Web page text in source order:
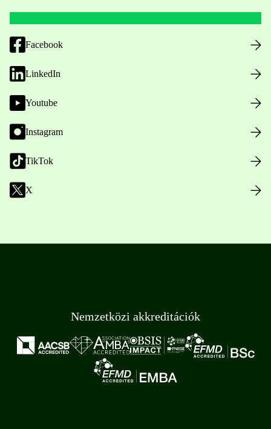
Facebook
LinkedIn
Youtube
Instagram
TikTok
X
Nemzetközi akkreditációk